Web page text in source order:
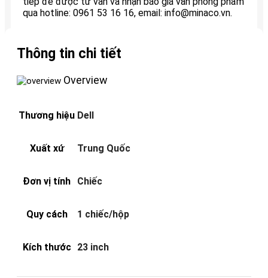
qua hotline: 0961 53 16 16, email: info@minaco.vn.
Thông tin chi tiết
Overview
Thương hiệu Dell
Xuất xứ Trung Quốc
Đơn vị tính Chiếc
Quy cách 1 chiếc/hộp
Kích thước 23 inch